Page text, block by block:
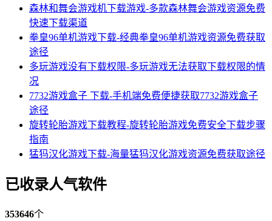
森林和舞会游戏机下载游戏-多款森林舞会游戏资源免费
快速下载渠道
拳皇96单机游戏下载-经典拳皇96单机游戏资源免费获取
途径
多玩游戏没有下载权限-多玩游戏无法获取下载权限的情
况
7732游戏盒子 下载-手机端免费便捷获取7732游戏盒子
途径
旋转轮胎游戏下载教程-旋转轮胎游戏免费安全下载步骤
指南
猛犸汉化游戏下载-海量猛犸汉化游戏资源免费获取途径
已收录人气软件
353646个